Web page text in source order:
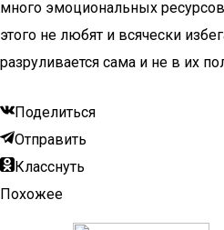
много эмоциональных
этого не любят и всячески
разруливается сама и не в их
Поделиться
Отправить
Класснуть
Похожее